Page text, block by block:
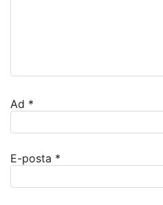
Ad *
E-posta *